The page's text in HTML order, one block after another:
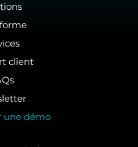
client
une démo